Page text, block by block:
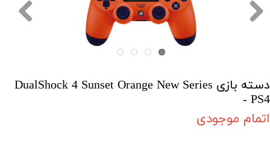
دسته بازی DualShock 4 Sunset Orange New Series
- PS4
اتمام موجودی